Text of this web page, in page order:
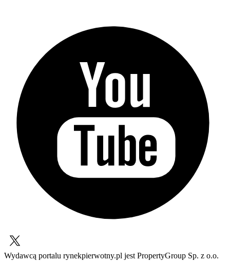
Wydawcą portalu rynekpierwotny.pl jest PropertyGroup Sp. z o.o.